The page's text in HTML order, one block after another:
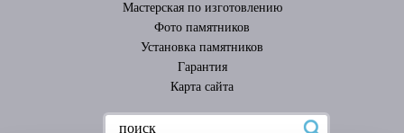
Мастерская по изготовлению
Фото памятников
Установка памятников
Гарантия
Карта сайта